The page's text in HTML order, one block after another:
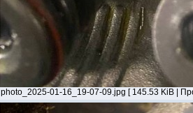
photo_2025-01-16_19-07-09.jpg [ 145.53 KiB |